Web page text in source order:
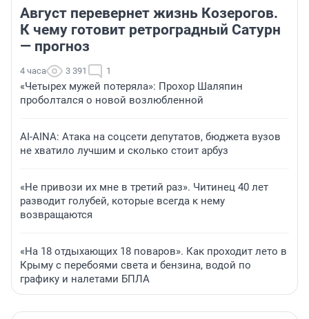
Август перевернет жизнь Козерогов.
К чему готовит ретроградный Сатурн
— прогноз
4 часа 3 391 1
«Четырех мужей потеряла»: Прохор Шаляпин
проболтался о новой возлюбленной
AI-AINA: Атака на соцсети депутатов, бюджета вузов
не хватило лучшим и сколько стоит арбуз
«Не привози их мне в третий раз». Читинец 40 лет
разводит голубей, которые всегда к нему
возвращаются
«На 18 отдыхающих 18 поваров». Как проходит лето в
Крыму с перебоями света и бензина, водой по
графику и налетами БПЛА